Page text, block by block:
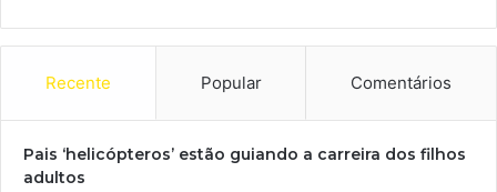
Recente Popular Comentários
Pais ‘helicópteros’ estão guiando a carreira dos filhos
adultos